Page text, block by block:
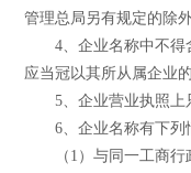
管理总局另有规定的除外
4、企业名称中不得
应当冠以其所从属企业的
5、企业营业执照上
6、企业名称有下列
（1）与同一工商行